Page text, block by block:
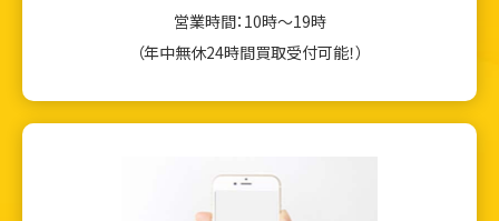
営業時間：10時～19時
（年中無休24時間買取受付可能！）